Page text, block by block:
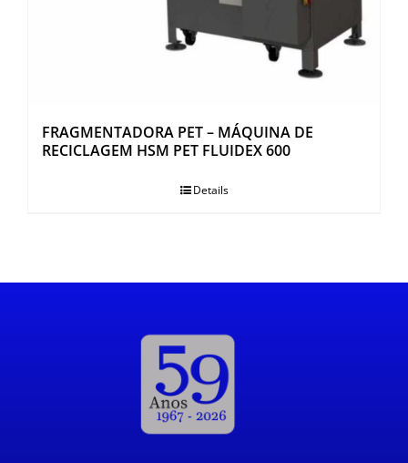
FRAGMENTADORA PET – MÁQUINA DE
RECICLAGEM HSM PET FLUIDEX 600
Details